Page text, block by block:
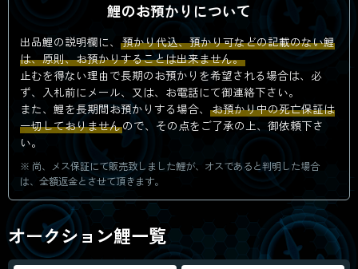
鯉のお預かりについて
出品鯉の説明欄に、 預かり代込、預かり可などの記載のない鯉
は、原則、お預かりすることは出来ません。
止むを得ない理由で長期のお預かりを希望される場合は、必
ず、入札前にメール、又は、お電話にて御連絡下さい。
また、鯉を長期間お預かりする場合、 お預かり中の死亡保証は
一切しておりませんので、その点をご了承の上、御依頼下さ
い。
尚、メス保証にて販売致しました鯉が、オスであると判明した場合
は、全額返金とさせて頂きます。
オークション鯉一覧